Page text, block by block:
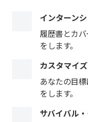
インターン
履歴書とカ
をします。
カスタマイ
あなたの目
をします。
サバイバル